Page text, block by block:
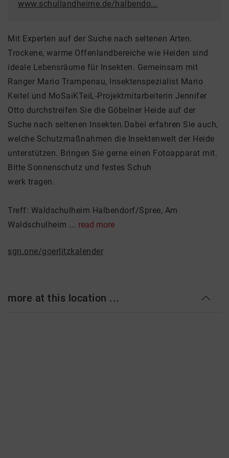
www.schullandheime.de/halbendo...
Mit Experten auf der Suche nach seltenen Arten.
Trockene, warme Offenlandbereiche wie Heiden sind
ideale Lebensräume für Insekten. Gemeinsam mit
Ranger Mario Trampenau, Insektenspezialist Mario
Keitel und MoSaiKTeiL-Projektmitarbeiterin Jennifer
Otto durchstreifen Sie die Göbelner Heide auf der
Suche nach seltenen Insekten.Dabei erfahren Sie auch,
welche Schutzmaßnahmen die Insektenwelt der Heide
unterstützen. Bringen Sie gerne einen Fotoapparat mit.
Bitte Sonnenschutz und festes Schuh
werk tragen.
Treff: Waldschulheim Halbendorf/Spree, Am
Waldschulheim ... read more
sgn.one/goerlitzkalender
more at this location ...